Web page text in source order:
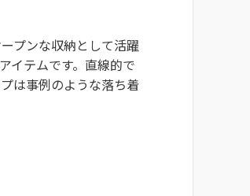
プンな収納として活躍
イテムです。直線的で
は事例のような落ち着